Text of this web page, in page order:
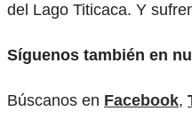
del Lago Titicaca. Y
Síguenos también en
Búscanos en Facebook,